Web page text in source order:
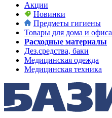
Акции
Новинки
Предметы гигиены
Товары для дома и офиса
Расходные материалы
Дез.средства, баки
Медицинская одежда
Медицинская техника